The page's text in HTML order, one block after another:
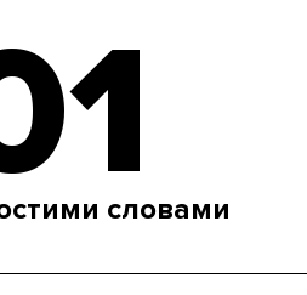
словами